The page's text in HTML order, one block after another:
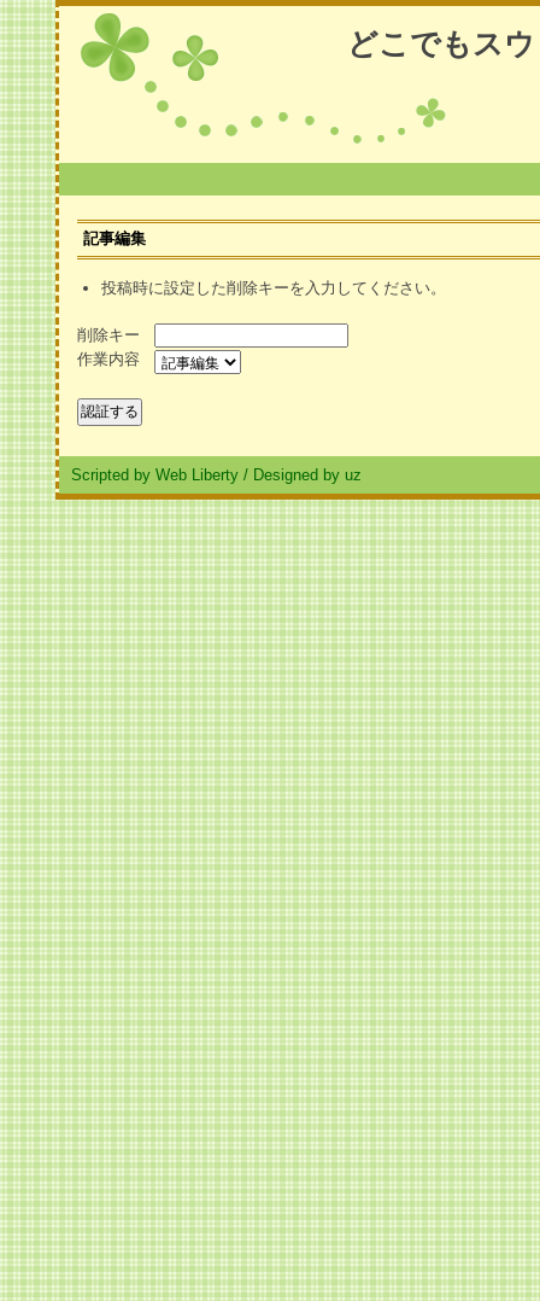
どこでもス
記事編集
投稿時に設定した削除キーを入力してください。
削除キー
作業内容
Scripted by Web Liberty / Designed by uz